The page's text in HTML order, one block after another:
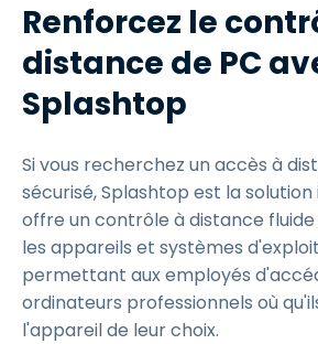
Renforcez le
distance de PC
Splashtop
Si vous recherchez un accès à
sécurisé, Splashtop est la
offre un contrôle à distance fluide
les appareils et systèmes
permettant aux employés
ordinateurs professionnels où
l'appareil de leur choix.